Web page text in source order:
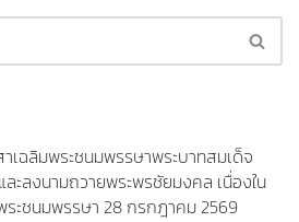
เฉลิมพระชนมพรรษาพระบาทสมเด็จ
ละลงนามถวายพระพรชัยมงคล เนื่องใน
ระชนมพรรษา 28 กรกฎาคม 2569